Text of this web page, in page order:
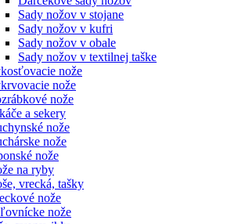
Sady nožov v stojane
Sady nožov v kufri
Sady nožov v obale
Sady nožov v textilnej taške
nože
nože
nože
a sekery
nože
nože
nože
na ryby
vrecká, tašky
nože
nože